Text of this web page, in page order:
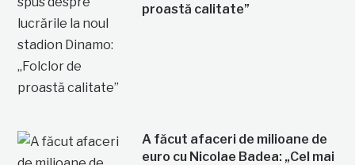
proastă calitate”
A făcut afaceri de milioane de
euro cu Nicolae Badea: „Cel mai